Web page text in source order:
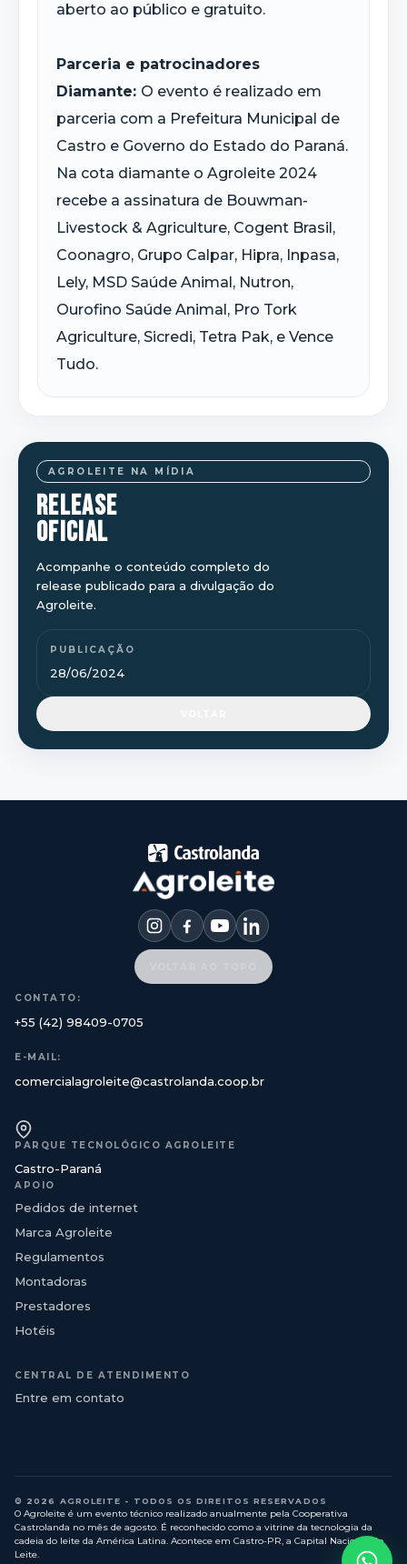
AGROLEITE NA MÍDIA
RELEASE
OFICIAL
Acompanhe o conteúdo completo do
release publicado para a divulgação do
Agroleite.
PUBLICAÇÃO
28/06/2024
aberto ao público e gratuito.
Parceria e patrocinadores
Diamante: O evento é realizado em
parceria com a Prefeitura Municipal de
Castro e Governo do Estado do Paraná.
Na cota diamante o Agroleite 2024
recebe a assinatura de Bouwman-
Livestock & Agriculture, Cogent Brasil,
Coonagro, Grupo Calpar, Hipra, Inpasa,
Lely, MSD Saúde Animal, Nutron,
Ourofino Saúde Animal, Pro Tork
Agriculture, Sicredi, Tetra Pak, e Vence
Tudo.
CONTATO:
+55 (42) 98409-0705
E-MAIL:
comercialagroleite@castrolanda.coop.br
PARQUE TECNOLÓGICO AGROLEITE
Castro-Paraná
APOIO
Pedidos de internet
Marca Agroleite
Regulamentos
Montadoras
Prestadores
Hotéis
CENTRAL DE ATENDIMENTO
Entre em contato
© 2026 AGROLEITE - TODOS OS DIREITOS RESERVADOS
O Agroleite é um evento técnico realizado anualmente pela Cooperativa
Castrolanda no mês de agosto. É reconhecido como a vitrine da tecnologia da
cadeia do leite da América Latina. Acontece em Castro-PR, a Capital Nacional do
Leite.